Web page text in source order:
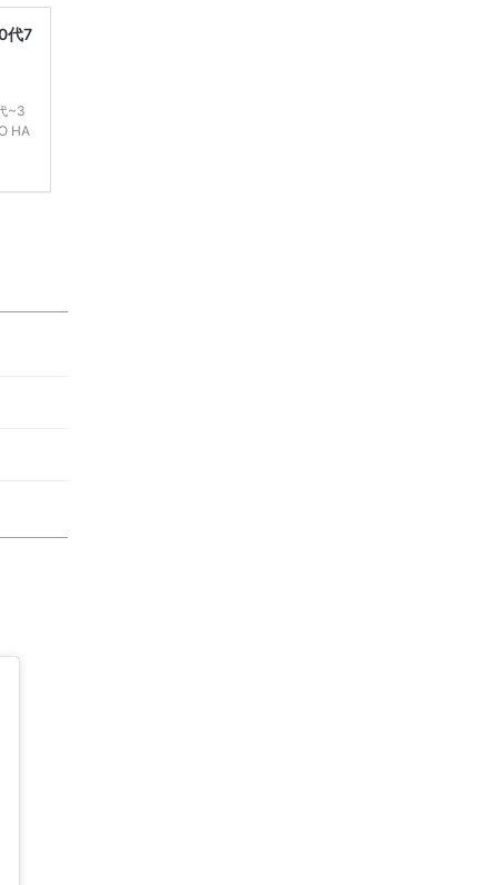
代7
HA